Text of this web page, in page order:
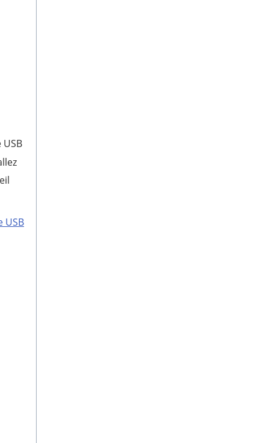
USB